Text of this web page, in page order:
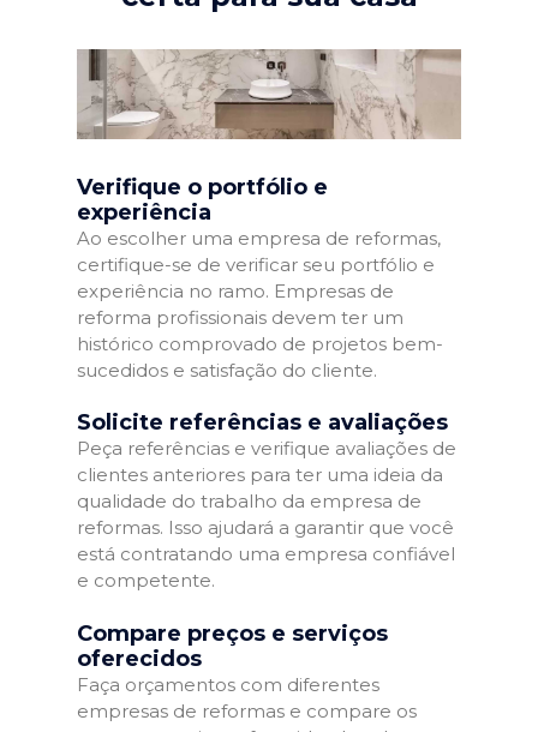
Verifique o portfólio e
experiência
Ao escolher uma empresa de reformas,
certifique-se de verificar seu portfólio e
experiência no ramo. Empresas de
reforma profissionais devem ter um
histórico comprovado de projetos bem-
sucedidos e satisfação do cliente.
Solicite referências e avaliações
Peça referências e verifique avaliações de
clientes anteriores para ter uma ideia da
qualidade do trabalho da empresa de
reformas. Isso ajudará a garantir que você
está contratando uma empresa confiável
e competente.
Compare preços e serviços
oferecidos
Faça orçamentos com diferentes
empresas de reformas e compare os